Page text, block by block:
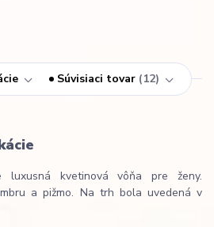
Súvisiaci tovar 12
luxusná kvetinová vôňa pre ženy.
a pižmo. Na trh bola uvedená v